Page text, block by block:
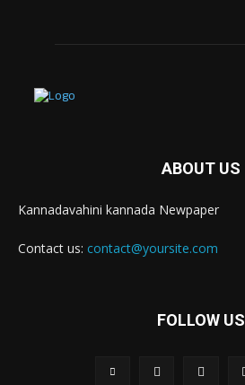
ABOUT US
Kannadavahini kannada Newpaper
Contact us: contact@yoursite.com
FOLLOW US